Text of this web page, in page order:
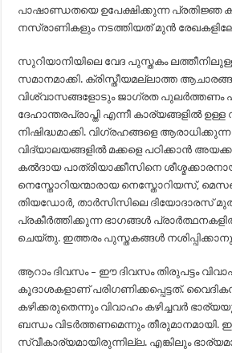
പാഷാണ്ഡതയെ ഉപേക്ഷിക്കുന്ന പ്രതിജ്ഞ
നസ്രാണികളും നടത്തിയത് മുൻ
സുറിയാനിയിലെ വേദ പുസ്തകം
സമാനമാക്കി. ക്രിസ്തീയമല്ലാത്ത
വിശ്വാസങ്ങളോടും ജാഗ്രത പുലർത്തണം
ദേഹാന്തരപ്രാപ്തി എന്നീ കാര്യങ്ങളിൽ
നിഷിദ്ധമാക്കി. വിഗ്രഹങ്ങളെ
വിദ്യാലയങ്ങളിൽ മക്കളെ പഠിക്കാൻ
കൽദായ പാത്രിയാക്കീസിനെ
നെസ്തോറിയന്മാരായ നെസ്തോറിയസ്,
തിയഡോർ, താർസിസിലെ ദിയോദാരസ്
പ്രകീർത്തിക്കുന്ന ഭാഗങ്ങൾ
ചെയ്തു. ഇത്തരം പുസ്തകങ്ങൾ
ആറാം ദിവസം – ഈ ദിവസം തിരുപട്ടം
കൂദാശകളാണ് പരിഗണിക്കപ്പെട്ടത്.
കഴിക്കരുതെന്നും വിവാഹം കഴിച്ചവർ
ബന്ധം വിടർത്തണമെന്നും തീരുമാനമായി.
സ്വീകാര്യമായിരുന്നില്ല. എങ്കിലും